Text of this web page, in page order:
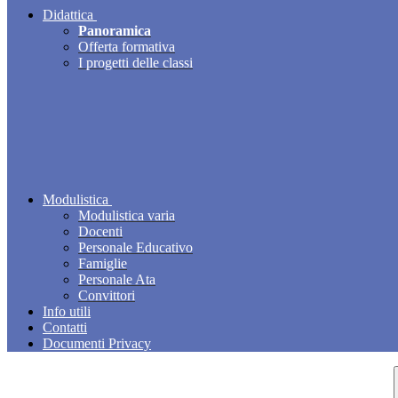
Didattica
Panoramica
Offerta formativa
I progetti delle classi
Modulistica
Modulistica varia
Docenti
Personale Educativo
Famiglie
Personale Ata
Convittori
Info utili
Contatti
Documenti Privacy